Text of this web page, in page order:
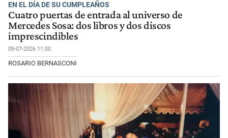
EN EL DÍA DE SU CUMPLEAÑOS
Cuatro puertas de entrada al universo de
Mercedes Sosa: dos libros y dos discos
imprescindibles
09-07-2026 11:00
ROSARIO BERNASCONI